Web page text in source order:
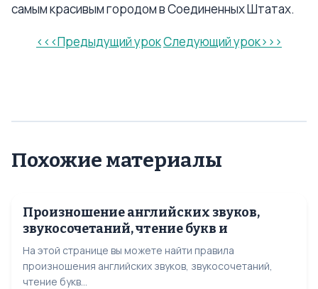
самым красивым городом в Соединенных Штатах.
<<<Предыдущий урокСледующий урок>>>
Похожие материалы
Произношение английских звуков,
звукосочетаний, чтение букв и
На этой странице вы можете найти правила
произношения английских звуков, звукосочетаний,
чтение букв...